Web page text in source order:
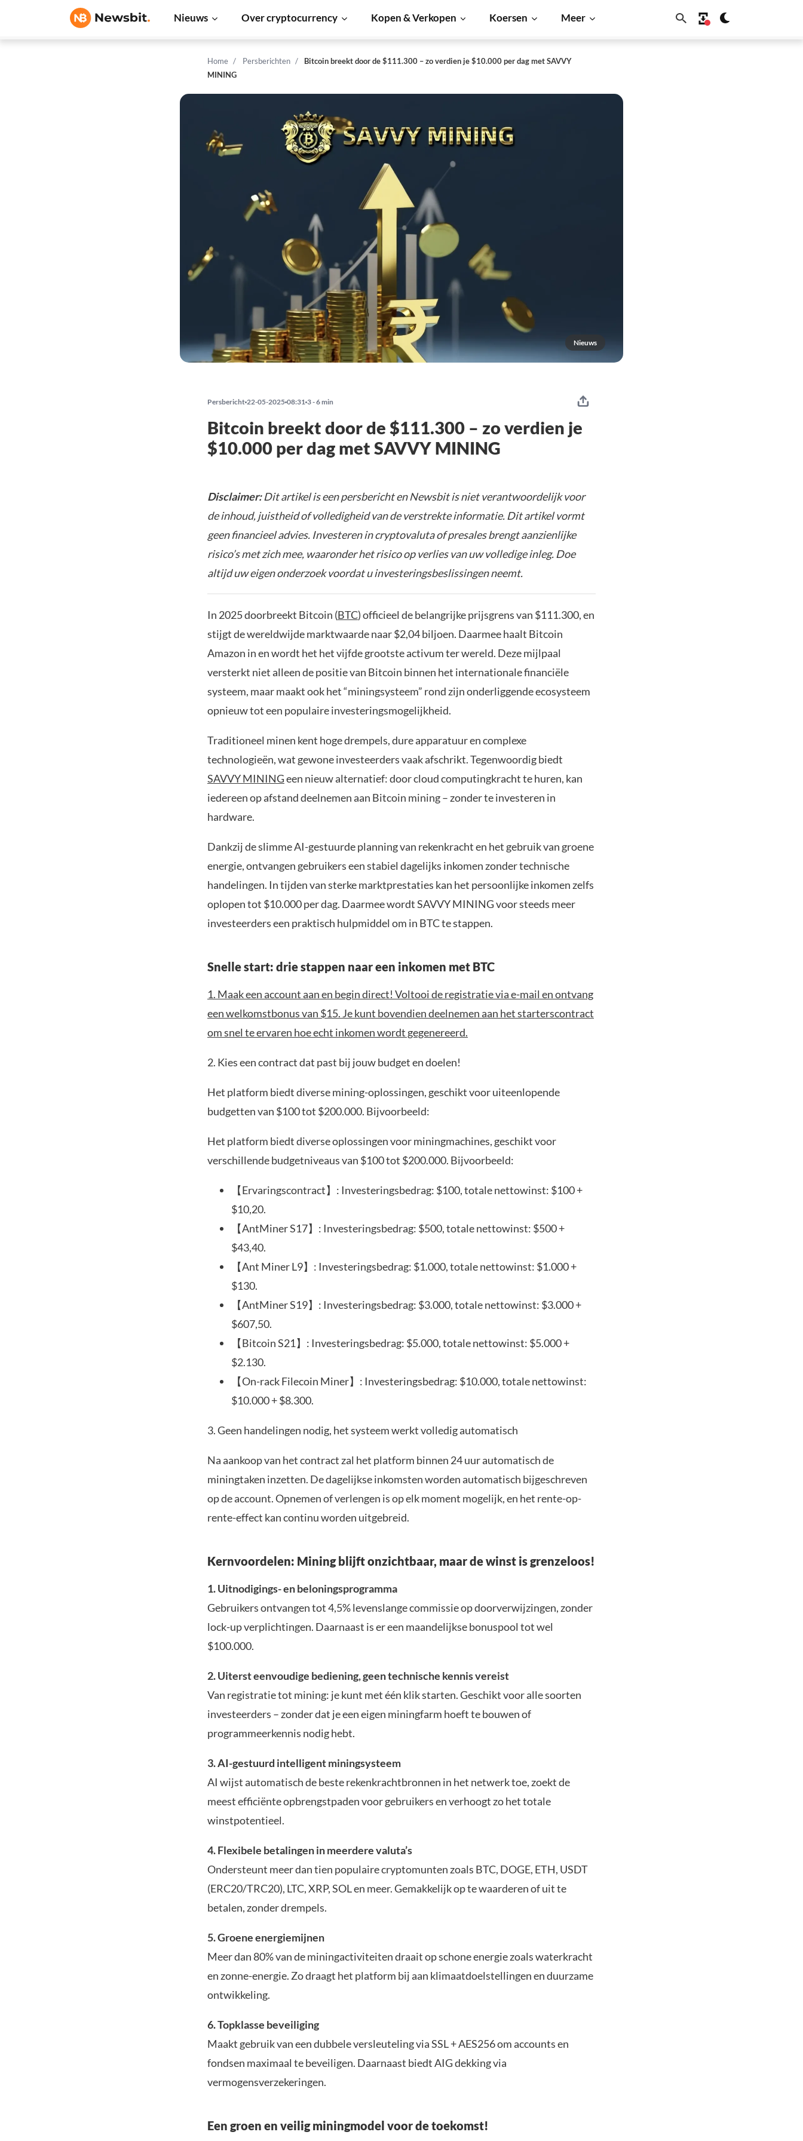
Nieuws Over cryptocurrency Kopen & Verkopen Koersen Meer
Home Persberichten
Bitcoin breekt door de $111.300 – zo verdien je $10.000 per dag met SAVVY
MINING
Nieuws
Persbericht 22-05-2025 08:31 3 - 6 min
Bitcoin breekt door de $111.300 – zo verdien je
$10.000 per dag met SAVVY MINING
Disclaimer:Dit artikel is een persbericht en Newsbit is niet verantwoordelijk voor
de inhoud, juistheid of volledigheid van de verstrekte informatie. Dit artikel vormt
geen financieel advies. Investeren in cryptovaluta of presales brengt aanzienlijke
risico’s met zich mee, waaronder het risico op verlies van uw volledige inleg. Doe
altijd uw eigen onderzoek voordat u investeringsbeslissingen neemt.
In 2025 doorbreekt Bitcoin (BTC) officieel de belangrijke prijsgrens van $111.300, en
stijgt de wereldwijde marktwaarde naar $2,04 biljoen. Daarmee haalt Bitcoin
Amazon in en wordt het het vijfde grootste activum ter wereld. Deze mijlpaal
versterkt niet alleen de positie van Bitcoin binnen het internationale financiële
systeem, maar maakt ook het “miningsysteem” rond zijn onderliggende ecosysteem
opnieuw tot een populaire investeringsmogelijkheid.
Traditioneel minen kent hoge drempels, dure apparatuur en complexe
technologieën, wat gewone investeerders vaak afschrikt. Tegenwoordig biedt
SAVVY MININGeen nieuw alternatief: door cloud computingkracht te huren, kan
iedereen op afstand deelnemen aan Bitcoin mining – zonder te investeren in
hardware.
Dankzij de slimme AI-gestuurde planning van rekenkracht en het gebruik van groene
energie, ontvangen gebruikers een stabiel dagelijks inkomen zonder technische
handelingen. In tijden van sterke marktprestaties kan het persoonlijke inkomen zelfs
oplopen tot $10.000 per dag. Daarmee wordt SAVVY MINING voor steeds meer
investeerders een praktisch hulpmiddel om in BTC te stappen.
Snelle start: drie stappen naar een inkomen met BTC
1. Maak een account aan en begin direct! Voltooi de registratie via e-mail en ontvang
een welkomstbonus van $15. Je kunt bovendien deelnemen aan het starterscontract
om snel te ervaren hoe echt inkomen wordt gegenereerd.
2. Kies een contract dat past bij jouw budget en doelen!
Het platform biedt diverse mining-oplossingen, geschikt voor uiteenlopende
budgetten van $100 tot $200.000. Bijvoorbeeld:
Het platform biedt diverse oplossingen voor miningmachines, geschikt voor
verschillende budgetniveaus van $100 tot $200.000. Bijvoorbeeld:
【Ervaringscontract】: Investeringsbedrag: $100, totale nettowinst: $100 +
$10,20.
【AntMiner S17】: Investeringsbedrag: $500, totale nettowinst: $500 +
$43,40.
【Ant Miner L9】: Investeringsbedrag: $1.000, totale nettowinst: $1.000 +
$130.
【AntMiner S19】: Investeringsbedrag: $3.000, totale nettowinst: $3.000 +
$607,50.
【Bitcoin S21】: Investeringsbedrag: $5.000, totale nettowinst: $5.000 +
$2.130.
【On-rack Filecoin Miner】: Investeringsbedrag: $10.000, totale nettowinst:
$10.000 + $8.300.
3. Geen handelingen nodig, het systeem werkt volledig automatisch
Na aankoop van het contract zal het platform binnen 24 uur automatisch de
miningtaken inzetten. De dagelijkse inkomsten worden automatisch bijgeschreven
op de account. Opnemen of verlengen is op elk moment mogelijk, en het rente-op-
rente-effect kan continu worden uitgebreid.
Kernvoordelen: Mining blijft onzichtbaar, maar de winst is grenzeloos!
1. Uitnodigings- en beloningsprogramma
Gebruikers ontvangen tot 4,5% levenslange commissie op doorverwijzingen, zonder
lock-up verplichtingen. Daarnaast is er een maandelijkse bonuspool tot wel
$100.000.
2. Uiterst eenvoudige bediening, geen technische kennis vereist
Van registratie tot mining: je kunt met één klik starten. Geschikt voor alle soorten
investeerders – zonder dat je een eigen miningfarm hoeft te bouwen of
programmeerkennis nodig hebt.
3. AI-gestuurd intelligent miningsysteem
AI wijst automatisch de beste rekenkrachtbronnen in het netwerk toe, zoekt de
meest efficiënte opbrengstpaden voor gebruikers en verhoogt zo het totale
winstpotentieel.
4. Flexibele betalingen in meerdere valuta’s
Ondersteunt meer dan tien populaire cryptomunten zoals BTC, DOGE, ETH, USDT
(ERC20/TRC20), LTC, XRP, SOL en meer. Gemakkelijk op te waarderen of uit te
betalen, zonder drempels.
5. Groene energiemijnen
Meer dan 80% van de miningactiviteiten draait op schone energie zoals waterkracht
en zonne-energie. Zo draagt het platform bij aan klimaatdoelstellingen en duurzame
ontwikkeling.
6. Topklasse beveiliging
Maakt gebruik van een dubbele versleuteling via SSL + AES256 om accounts en
fondsen maximaal te beveiligen. Daarnaast biedt AIG dekking via
vermogensverzekeringen.
Een groen en veilig miningmodel voor de toekomst!